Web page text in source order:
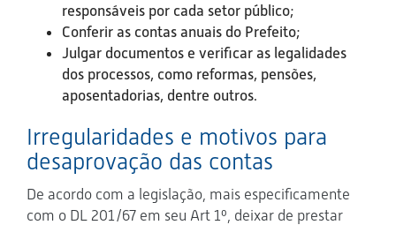
responsáveis por cada setor público;
Conferir as contas anuais do Prefeito;
Julgar documentos e verificar as legalidades
dos processos, como reformas, pensões,
aposentadorias, dentre outros.
Irregularidades e motivos para
desaprovação das contas
De acordo com a legislação, mais especificamente
com o DL 201/67 em seu Art 1º, deixar de prestar